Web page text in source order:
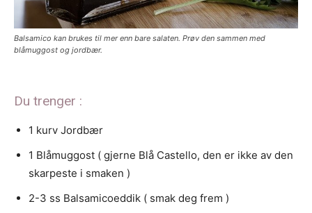
Balsamico kan brukes til mer enn bare salaten. Prøv den sammen med
blåmuggost og jordbær.
Du trenger :
1 kurv Jordbær
1 Blåmuggost ( gjerne Blå Castello, den er ikke av den
skarpeste i smaken )
2-3 ss Balsamicoeddik ( smak deg frem )